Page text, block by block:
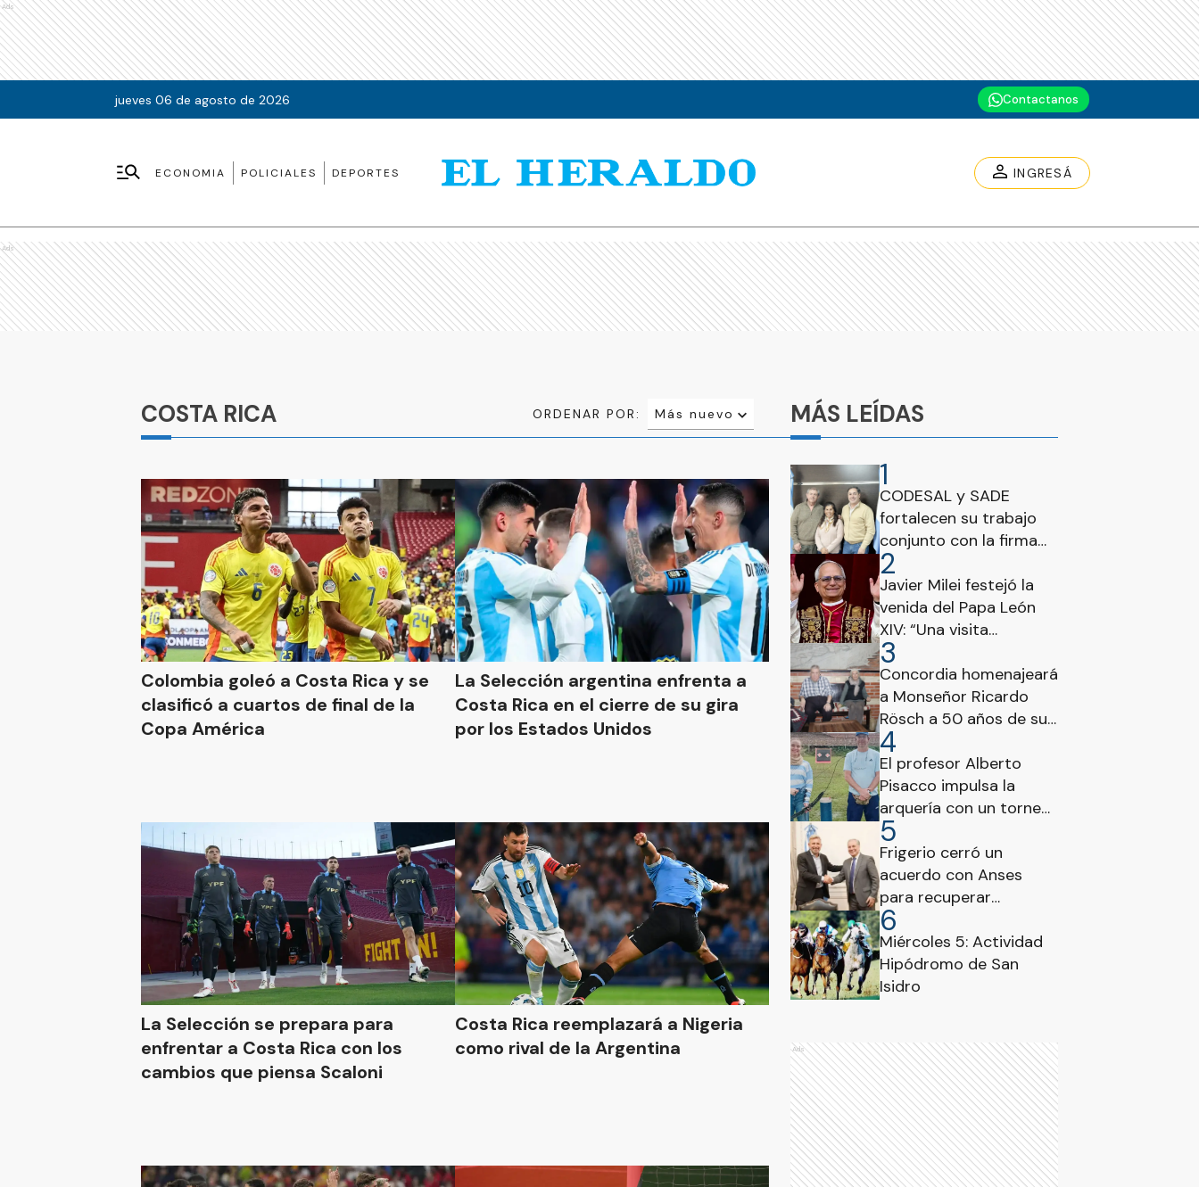
Ads
jueves 06 de agosto de 2026 Contactanos
ECONOMIA POLICIALES DEPORTES INGRESÁ
Ads
COSTA RICA ORDENAR POR:
Más nuevo
Relevancia
Colombia goleó a Costa Rica y se
clasificó a cuartos de final de la
Copa América
La Selección argentina enfrenta a
Costa Rica en el cierre de su gira
por los Estados Unidos
La Selección se prepara para
enfrentar a Costa Rica con los
cambios que piensa Scaloni
Costa Rica reemplazará a Nigeria
como rival de la Argentina
MÁS LEÍDAS
1
CODESAL y SADE
fortalecen su trabajo
conjunto con la firma
de un nuevo convenio
2
Javier Milei festejó la
venida del Papa León
XIV: “Una visita
histórica para todos los
argentinos”
3
Concordia homenajeará
a Monseñor Ricardo
Rösch a 50 años de su
fallecimiento
4
El profesor Alberto
Pisacco impulsa la
arquería con un torneo
promocional para
nuevos deportistas
5
Frigerio cerró un
acuerdo con Anses
para recuperar
fondos del sistema
jubilatorio entrerriano
6
Miércoles 5: Actividad
Hipódromo de San
Isidro
Ads